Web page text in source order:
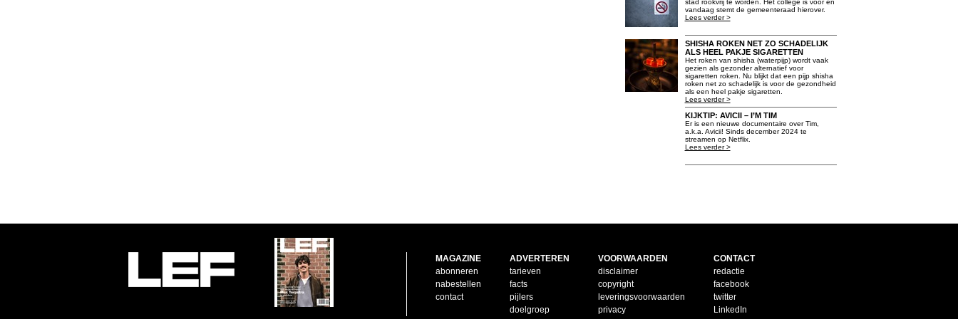
stad rookvrij te worden. Het college is voor en
vandaag stemt de gemeenteraad hierover.
Lees verder >
SHISHA ROKEN NET ZO SCHADELIJK
ALS HEEL PAKJE SIGARETTEN
Het roken van shisha (waterpijp) wordt vaak
gezien als gezonder alternatief voor
sigaretten roken. Nu blijkt dat een pijp shisha
roken net zo schadelijk is voor de gezondheid
als een heel pakje sigaretten.
Lees verder >
KIJKTIP: AVICII – I’M TIM
Er is een nieuwe documentaire over Tim,
a.k.a. Avicii! Sinds december 2024 te
streamen op Netflix.
Lees verder >
MAGAZINE
abonneren
nabestellen
contact
ADVERTEREN
tarieven
facts
pijlers
doelgroep
VOORWAARDEN
disclaimer
copyright
leveringsvoorwaarden
privacy
CONTACT
redactie
facebook
twitter
LinkedIn